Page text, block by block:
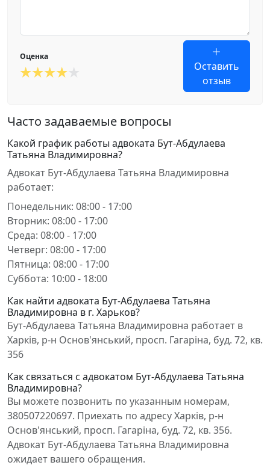
Оценка
Оставить
отзыв
Часто задаваемые вопросы
Какой график работы адвоката Бут-Абдулаева
Татьяна Владимировна?
Адвокат Бут-Абдулаева Татьяна Владимировна
работает:
Понедельник: 08:00 - 17:00
Вторник: 08:00 - 17:00
Среда: 08:00 - 17:00
Четверг: 08:00 - 17:00
Пятница: 08:00 - 17:00
Суббота: 10:00 - 18:00
Как найти адвоката Бут-Абдулаева Татьяна
Владимировна в г. Харьков?
Бут-Абдулаева Татьяна Владимировна работает в
Харків, р-н Основ'янський, просп. Гагаріна, буд. 72, кв.
356
Как связаться с адвокатом Бут-Абдулаева Татьяна
Владимировна?
Вы можете позвонить по указанным номерам,
380507220697. Приехать по адресу Харків, р-н
Основ'янський, просп. Гагаріна, буд. 72, кв. 356.
Адвокат Бут-Абдулаева Татьяна Владимировна
ожидает вашего обращения.